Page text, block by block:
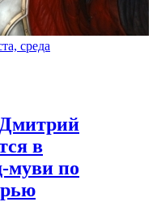
среда
в
муви по